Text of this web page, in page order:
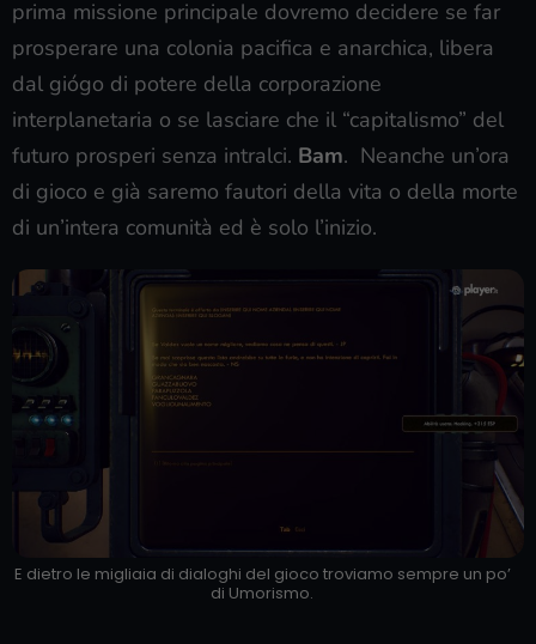
prima missione principale dovremo decidere se far
prosperare una colonia pacifica e anarchica, libera
dal giógo di potere della corporazione
interplanetaria o se lasciare che il “capitalismo” del
futuro prosperi senza intralci. Bam. Neanche un’ora
di gioco e già saremo fautori della vita o della morte
di un’intera comunità ed è solo l’inizio.
E dietro le migliaia di dialoghi del gioco troviamo sempre un po’
di Umorismo.